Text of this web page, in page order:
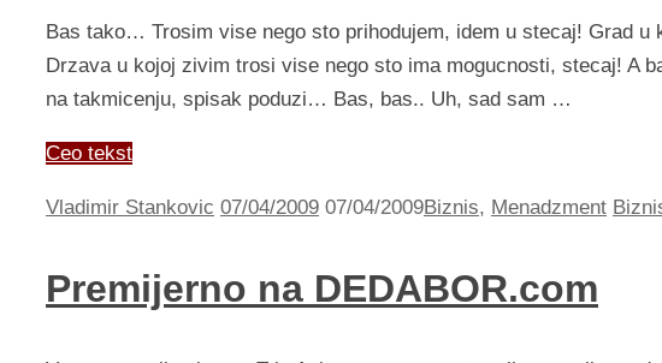
Bas tako… Trosim vise nego sto prihodujem, idem u stecaj! Grad
Drzava u kojoj zivim trosi vise nego sto ima mogucnosti, stecaj! A
na takmicenju, spisak poduzi… Bas, bas.. Uh, sad sam …
Ceo tekst
Vladimir Stankovic 07/04/2009 07/04/2009Biznis, Menadzment
Premijerno na DEDABOR.com